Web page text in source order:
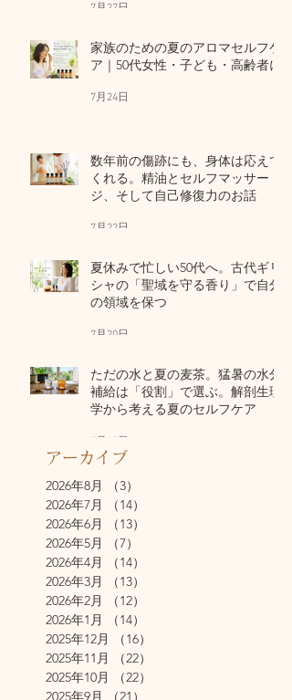
7月27日
家族のための夏のアロマセルフケ
ア｜50代女性・子ども・高齢者に
7月24日
数年前の傷跡にも、身体は応えて
くれる。精油とセルフマッサー
ジ、そして自己修復力のお話
7月22日
夏休みで忙しい50代へ。古代ギリ
シャの「聖域を守る香り」で自分
の領域を保つ
7月20日
ただの水と夏の麦茶。猛暑の水分
補給は「役割」で選ぶ。解剖生理
学から考える夏のセルフケア
7月17日
アーカイブ
2026年8月
（3）
2026年7月
（14）
2026年6月
（13）
2026年5月
（7）
2026年4月
（14）
2026年3月
（13）
2026年2月
（12）
2026年1月
（14）
2025年12月
（16）
2025年11月
（22）
2025年10月
（22）
2025年9月
（21）